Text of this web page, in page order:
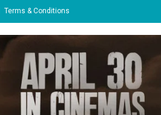
Terms & Conditions